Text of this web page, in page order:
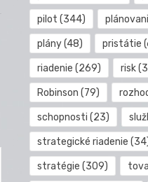
pilot (344)
plány(48) pristátie
riadenie (269) risk
Robinson (79)
schopnosti (23)
strategické riadenie
stratégie (309)